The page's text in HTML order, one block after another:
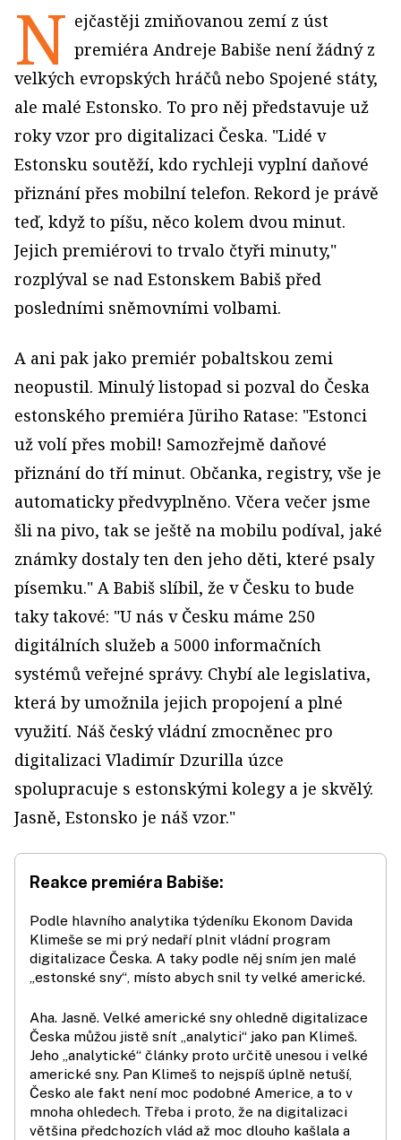
N ejčastěji zmiňovanou zemí z úst
premiéra Andre­je Babiše není žádný z
velkých evropských hráčů nebo Spojené státy,
ale malé Estonsko. To pro něj představuje už
roky vzor pro digitalizaci Česka. "Lidé v
Estonsku soutěží, kdo rychleji vyplní daňové
přiznání přes mobilní telefon. Rekord je právě
teď, když to píšu, něco kolem dvou minut.
Jejich premiérovi to trvalo čtyři minuty,"
rozplýval se nad Estonskem Babiš před
posledními sněmovními volbami.
A ani pak jako premiér pobaltskou zemi
neopustil. Minulý listopad si pozval do Česka
estonského premiéra Jüriho Ratase: "Estonci
už volí přes mobil! Samozřejmě daňové
přiznání do tří minut. Občanka, registry, vše je
auto­maticky předvyplněno. Včera večer jsme
šli na pivo, tak se ještě na mobilu podíval, jaké
známky dostaly ten den jeho děti, které psaly
písemku." A Babiš slíbil, že v Česku to bude
taky takové: "U nás v Česku máme 250
digitálních služeb a 5000 informačních
systémů veřejné správy. Chybí ale legislativa,
která by umožnila jejich propojení a plné
využití. Náš český vládní zmocněnec pro
digitalizaci Vladimír Dzurilla úzce
spolupracuje s estonskými kolegy a je skvělý.
Jasně, Estonsko je náš vzor."
Reakce premiéra Babiše:
Podle hlavního analytika týdeníku Ekonom Davida
Klimeše se mi prý nedaří plnit vládní program
digitalizace Česka. A taky podle něj sním jen malé
„estonské sny“, místo abych snil ty velké americké.
Aha. Jasně. Velké americké sny ohledně digitalizace
Česka můžou jistě snít „analytici“ jako pan Klimeš.
Jeho „analytické“ články proto určitě unesou i velké
americké sny. Pan Klimeš to nejspíš úplně netuší,
Česko ale fakt není moc podobné Americe, a to v
mnoha ohledech. Třeba i proto, že na digitalizaci
většina předchozích vlád až moc dlouho kašlala a